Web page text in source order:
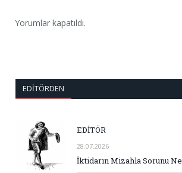
Yorumlar kapatıldı.
EDITÖRDEN
EDİTÖR
28.07.2026
İktidarın Mizahla Sorunu Ne